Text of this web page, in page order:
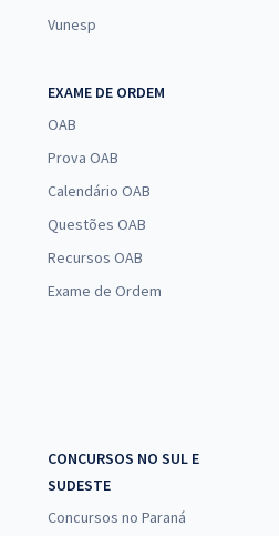
Vunesp
EXAME DE ORDEM
OAB
Prova OAB
Calendário OAB
Questões OAB
Recursos OAB
Exame de Ordem
CONCURSOS NO SUL E
SUDESTE
Concursos no Paraná